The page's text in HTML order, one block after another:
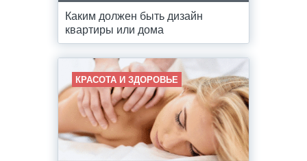
Каким должен быть дизайн
квартиры или дома
КРАСОТА И ЗДОРОВЬЕ